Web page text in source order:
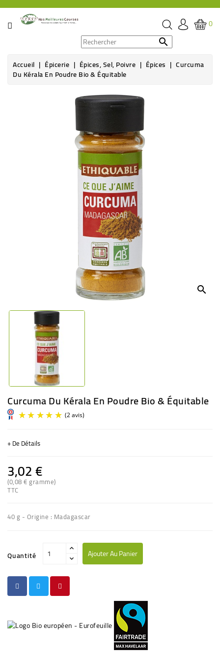
CATÉGORIE
ÉPICERIE
0

Accueil Épicerie Épices, Sel, Poivre Épices Curcuma
Du Kérala En Poudre Bio & Équitable
Promo !
search
Curcuma Du Kérala En Poudre Bio & Équitable
+ De Détails
3,02 €
(0,08 € gramme)
TTC
40 g - Origine : Madagascar
Quantité Ajouter Au Panier